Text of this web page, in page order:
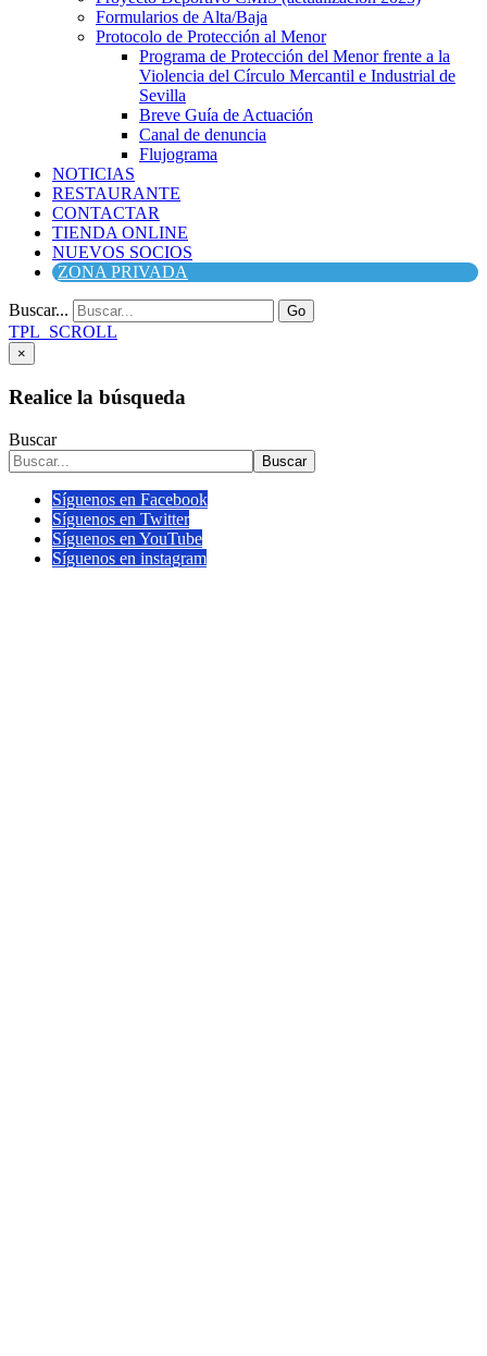
Formularios de Alta/Baja
Protocolo de Protección al Menor
Programa de Protección del Menor frente a la
Violencia del Círculo Mercantil e Industrial de
Sevilla
Breve Guía de Actuación
Canal de denuncia
Flujograma
NOTICIAS
RESTAURANTE
CONTACTAR
TIENDA ONLINE
NUEVOS SOCIOS
ZONA PRIVADA
Buscar... Go
TPL_SCROLL
×
Realice la búsqueda
Buscar
Buscar
Síguenos en Facebook
Síguenos en Twitter
Síguenos en YouTube
Síguenos en instagram